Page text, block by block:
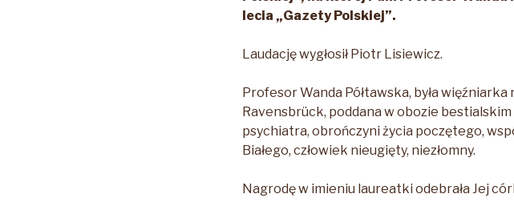
lecia „Gazety Polskiej”.
Laudację wygłosił Piotr Lisiewicz.
Profesor Wanda Półtawska, była
Ravensbrück, poddana w obozie
psychiatra, obrończyni życia poczętego,
Białego, człowiek nieugięty, niezłomny.
Nagrodę w imieniu laureatki odebrała Jej